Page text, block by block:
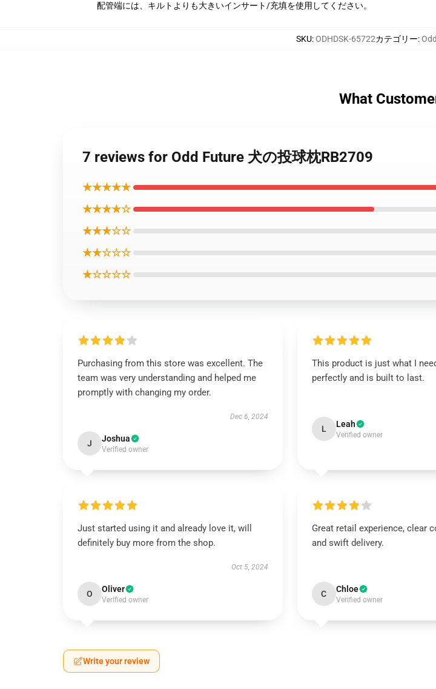
配管端には、キルトよりも大きいインサート/充填を使用してください。
SKU:ODHDSK-65722カテゴリー:
What
7 reviews for Odd Future 犬の投球枕RB2709
★★★★★
★★★★☆
★★★☆☆
★★☆☆☆
★☆☆☆☆
Purchasing from this store was excellent. The
team was very understanding and helped me
promptly with changing my order.
Dec 6, 2024
J Joshua
Verified owner
This product is just what I
perfectly and is built to last.
L Leah
Verified owner
Just started using it and already love it, will
definitely buy more from the shop.
Oct 5, 2024
O Oliver
Verified owner
Great retail experience, clear
and swift delivery.
C Chloe
Verified owner
Write your review